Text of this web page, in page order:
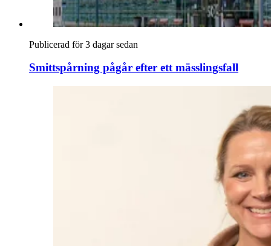
Publicerad för 3 dagar sedan
Smittspårning pågår efter ett mässlingsfall